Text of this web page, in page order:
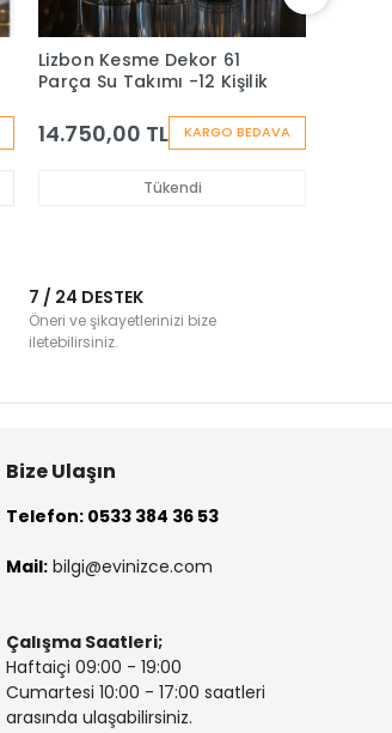
KARGO BEDAVA
Lizbon Kesme Dekor 61
Parça Su Takımı -12 Kişilik
14.750,00 TL
Tükendi
7 / 24 DESTEK
Öneri ve şikayetlerinizi bize
iletebilirsiniz.
Bize Ulaşın
Telefon: 0533 384 36 53
Mail: bilgi@evinizce.com
Çalışma Saatleri;
Haftaiçi 09:00 - 19:00
Cumartesi 10:00 - 17:00 saatleri
arasında ulaşabilirsiniz.